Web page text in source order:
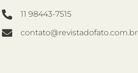
11 98443-7515
contato@revistadofato.com.br